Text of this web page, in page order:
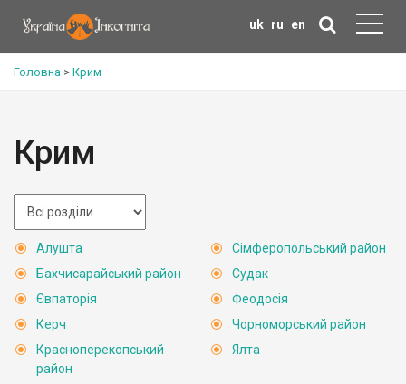
uk ru en
Головна > Крим
Крим
Алушта
Бахчисарайський район
Євпаторія
Керч
Красноперекопський
район
Сімферопольський район
Судак
Феодосія
Чорноморський район
Ялта